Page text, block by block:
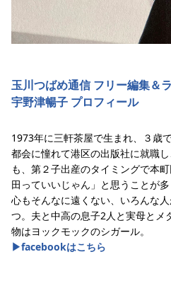
玉川つばめ通信 フリー編集＆
宇野津暢子 プロフィール
1973年に三軒茶屋で生まれ、３歳
都会に憧れて港区の出版社に就職
も、第２子出産のタイミングで本
田っていいじゃん」と思うことが
心もそんなに遠くない、いろんな
つ。夫と中高の息子2人と実母とメ
物はヨックモックのシガール。
▶︎facebookはこちら